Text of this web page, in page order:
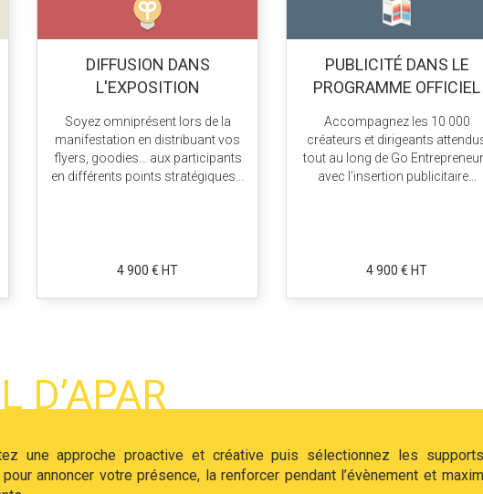
DIFFUSION DANS
L'EXPOSITION
Soyez omniprésent lors de la
manifestation en distribuant vos
flyers, goodies… aux participants
en différents points stratégiques...
4 900 € HT
PUBLICITÉ DANS LE
PROGRAMME OFFICIEL
Accompagnez les 10 000
créateurs et dirigeants
tout au long de Go
avec l’insertion publicitaire...
4 900 € HT
D’APAR
une approche proactive et créative puis sélectionnez les
annoncer votre présence, la renforcer pendant l’évènement et